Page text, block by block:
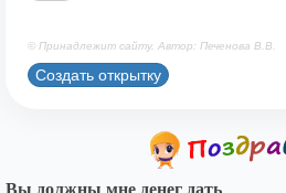
© Принадлежит сайту. Автор: Печенова В.В.
Создать открытку
Вы должны мне денег дать